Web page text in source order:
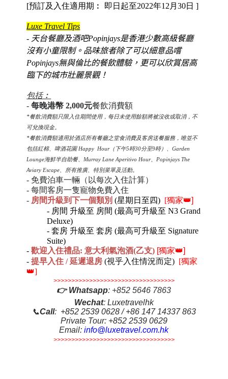
[預訂及入住適用期︰ 即日起至2022年12月30日]
Luxe Travel Tips
- 天台餐廳及酒吧Popinjays是香港少數高級餐廳
沒有小童限制。 品味旅者除了可以細意品嚐
Popinjays無與倫比的餐飲體驗，更可以欣賞居高
臨下的城市壯麗景觀！
包括︰
-每晚港幣 2,000元餐飲消費額
*餐飲消費額只限入住期間使用，每日未使用餘額將被沒收或取消，不
可兌換現金。
*餐飲消費額適用於酒店所有餐廳之堂食消費及客房送餐服務，唯並不
包括紅棉、啤酒花園 Happy Hour（下午5時30分至9時）、Garden
Lounge海鮮半自助餐、Murray Lane Aperitivo Hour、Popinjays The
Aviary Escape、所有推廣、特別菜單及活動。
- 免費泊車一輛（以每次入住計算）
- 每間客房一隻寵物免費入住
- 房間升級到下一個類別 (星期日至四) [獨家👑]
- 房間 升級至 房間 (最高可升級至 N3 Grand
Deluxe)
- 套房 升級至 套房 (最高可升級至 Signature
Suite)
- 歡迎入住禮品: 意大利氣泡酒(乙支) [獨家👑]
- 提早入住 / 延遲退房 (視乎入住情況而定) [獨家
👑]
>>>>>>>>>>>>>>>>>>>>>>>>>>>>>>>>>>
👉Whatsapp: +852 5646 7863
Wechat: Luxetravelhk
📞Call: +852 2539 0628 / +86 147 14337 863
Private Tour: +852 2539 0629
Email:info@luxetravel.com.hk
>>>>>>>>>>>>>>>>>>>>>>>>>>>>>>>>>>